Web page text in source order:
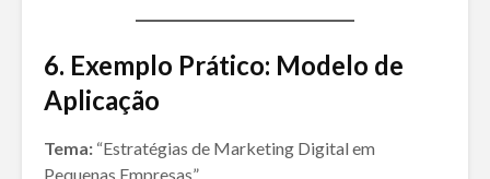
6. Exemplo Prático: Modelo de
Aplicação
Tema: “Estratégias de Marketing Digital em
Pequenas Empresas”